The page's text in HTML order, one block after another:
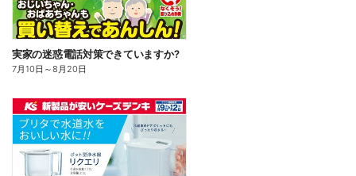
実家の迷惑電話対策できていますか?
7月10日 ～8月20日